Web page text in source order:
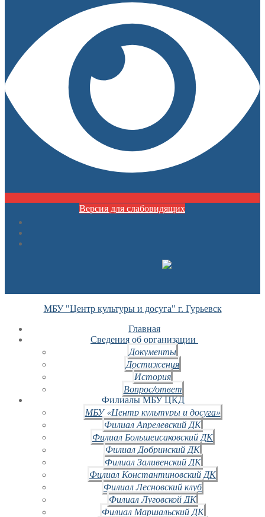
Версия для слабовидящих
МБУ "Центр культуры и досуга" г. Гурьевск
Главная
Сведения об организации
Документы
Достижения
История
Вопрос/ответ
Филиалы МБУ ЦКД
МБУ «Центр культуры и досуга»
Филиал Апрелевский ДК
Филиал Большеисаковский ДК
Филиал Добринский ДК
Филиал Заливенский ДК
Филиал Константиновский ДК
Филиал Лесновский клуб
Филиал Луговской ДК
Филиал Маршальский ДК